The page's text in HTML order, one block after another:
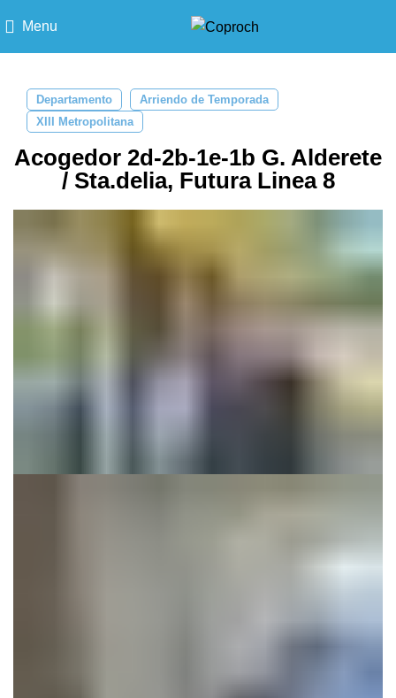
Menu
Departamento
Arriendo de Temporada
XIII Metropolitana
Acogedor 2d-2b-1e-1b G. Alderete
/ Sta.delia, Futura Linea 8